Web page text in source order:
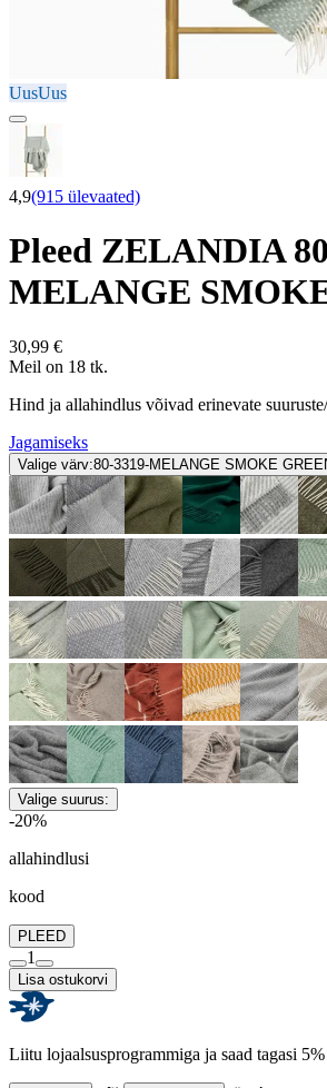
UusUus
4,9(915 ülevaated)
Pleed ZELANDIA
MELANGE
30,99 €
Meil on 18 tk.
Hind ja allahindlus võivad erinevate
Jagamiseks
Valige värv:80-3319-MELANGE SMOKE
Valige suurus:
-20%
allahindlusi
kood
PLEED
1
Lisa ostukorvi
Liitu lojaalsusprogrammiga ja saad tagasi